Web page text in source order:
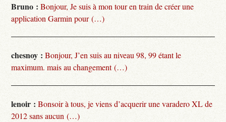
Bruno : Bonjour, Je suis à mon tour en train de créer une
application Garmin pour (…)
chesnoy : Bonjour, J’en suis au niveau 98, 99 étant le
maximum. mais au changement (…)
lenoir : Bonsoir à tous, je viens d’acquerir une varadero XL de
2012 sans aucun (…)